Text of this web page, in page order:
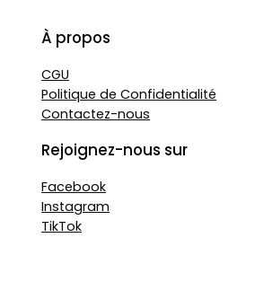
À propos
CGU
Politique de Confidentialité
Contactez-nous
Rejoignez-nous sur
Facebook
Instagram
TikTok